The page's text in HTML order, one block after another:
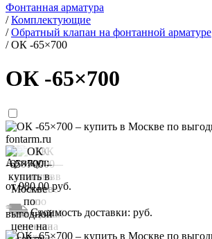
Фонтанная арматура
/Комплектующие
/Обратный клапан на фонтанной арматуре
/ОК -65×700
ОК -65×700
Артикул:
от980,00руб.
Стоимость доставки: руб.